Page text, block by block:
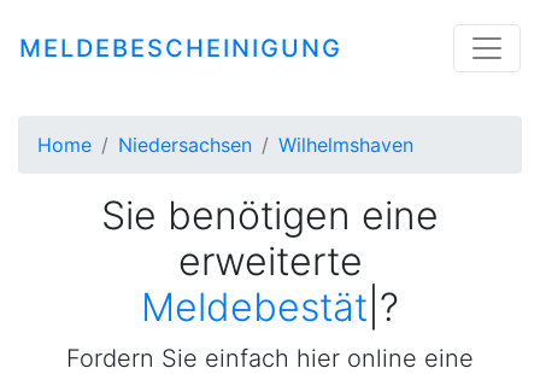
MELDEBESCHEINIGUNG
Home Niedersachsen Wilhelmshaven
Sie benötigen eine
erweiterte
Meldebestätigung
Fordern Sie einfach hier online eine